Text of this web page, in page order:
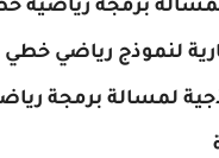
برمجة رياضية
لنموذج رياضي خطي
لمسالة برمجة